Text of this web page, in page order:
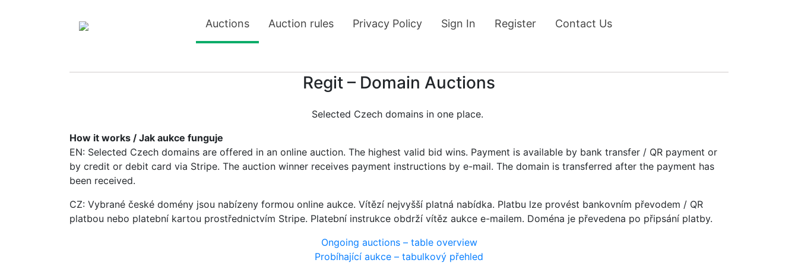
Auctions Auction rules Privacy Policy Sign In Register Contact Us
Regit – Domain Auctions
Selected Czech domains in one place.
How it works / Jak aukce funguje
EN: Selected Czech domains are offered in an online auction. The highest valid bid wins. Payment is available by bank transfer / QR payment or
by credit or debit card via Stripe. The auction winner receives payment instructions by e-mail. The domain is transferred after the payment has
been received.
CZ: Vybrané české domény jsou nabízeny formou online aukce. Vítězí nejvyšší platná nabídka. Platbu lze provést bankovním převodem / QR
platbou nebo platební kartou prostřednictvím Stripe. Platební instrukce obdrží vítěz aukce e-mailem. Doména je převedena po připsání platby.
Ongoing auctions – table overview
Probíhající aukce – tabulkový přehled